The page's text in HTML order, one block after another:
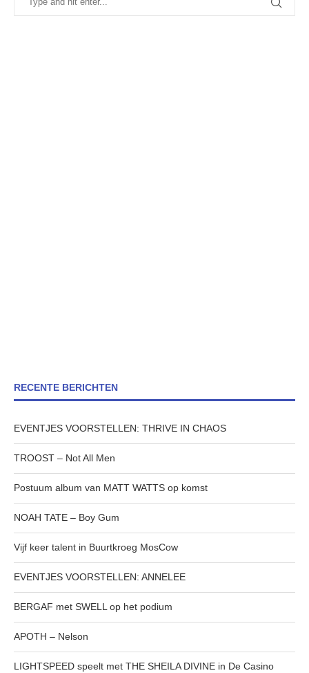
RECENTE BERICHTEN
EVENTJES VOORSTELLEN: THRIVE IN CHAOS
TROOST – Not All Men
Postuum album van MATT WATTS op komst
NOAH TATE – Boy Gum
Vijf keer talent in Buurtkroeg MosCow
EVENTJES VOORSTELLEN: ANNELEE
BERGAF met SWELL op het podium
APOTH – Nelson
LIGHTSPEED speelt met THE SHEILA DIVINE in De Casino